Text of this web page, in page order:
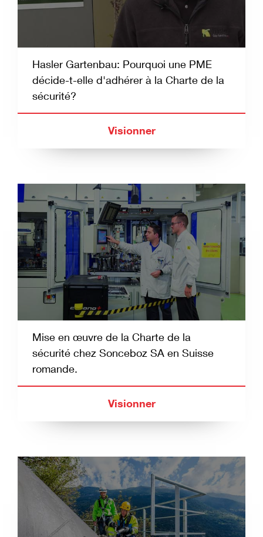
Hasler Gartenbau: Pourquoi une PME
décide-t-elle d'adhérer à la Charte de la
sécurité?
Visionner
Mise en œuvre de la Charte de la
sécurité chez Sonceboz SA en Suisse
romande.
Visionner